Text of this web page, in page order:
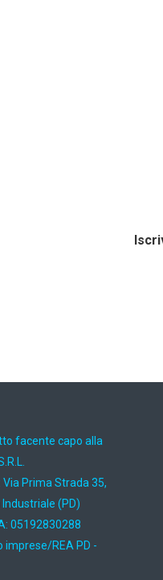
facente capo alla
Prima Strada 35,
(PD)
05192830288
imprese/REA PD -